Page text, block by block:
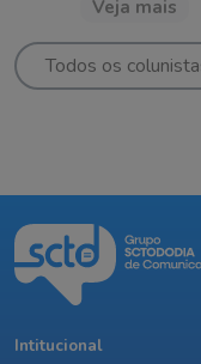
Veja mais
Todos os
Intitucional